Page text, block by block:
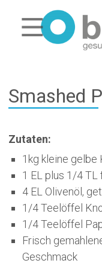
Smashed
Zutaten:
1kg kleine gelbe
1 EL plus 1/4
4 EL Olivenöl,
1/4 Teelöffel
1/4 Teelöffel
Frisch
Geschmack